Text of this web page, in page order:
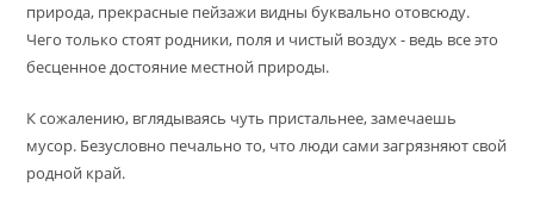
природа, прекрасные пейзажи видны буквально отовсюду.
Чего только стоят родники, поля и чистый воздух - ведь все это
бесценное достояние местной природы.
К сожалению, вглядываясь чуть пристальнее, замечаешь
мусор. Безусловно печально то, что люди сами загрязняют свой
родной край.